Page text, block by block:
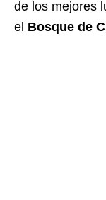
de los mejores
el Bosque de